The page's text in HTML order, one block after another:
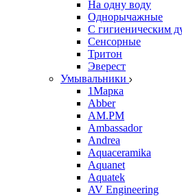
На одну воду
Однорычажные
С гигиеническим
Сенсорные
Тритон
Эверест
Умывальники
1Марка
Abber
AM.PM
Ambassador
Andrea
Aquaceramika
Aquanet
Aquatek
AV Engineering